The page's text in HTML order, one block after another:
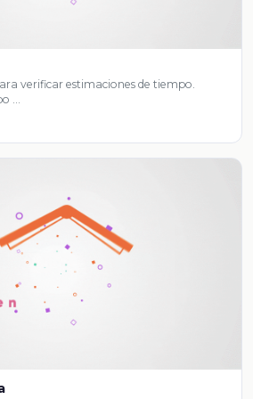
verificar estimaciones de tiempo.
…